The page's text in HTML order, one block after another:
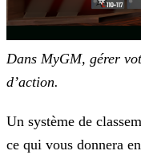
Dans MyGM, gérer
d’action.
Un système de
ce qui vous donnera